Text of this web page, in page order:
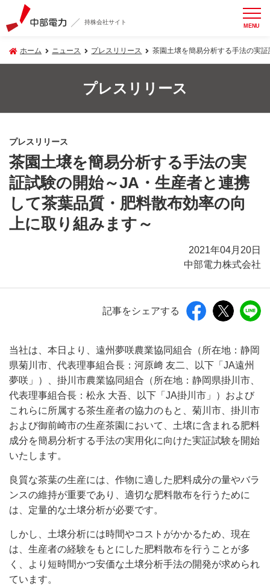
持株会社サイト MENU
ホーム ニュース プレスリリース 茶園土壌を簡易分析する手法の実
プレスリリース
プレスリリース
茶園土壌を簡易分析する手法の実
証試験の開始～JA・生産者と連携
して茶葉品質・肥料散布効率の向
上に取り組みます～
2021年04月20日
中部電力株式会社
記事をシェアする
当社は、本日より、遠州夢咲農業協同組合（所在地：静岡
県菊川市、代表理事組合長：河原﨑 友二、以下「JA遠州
夢咲」）、掛川市農業協同組合（所在地：静岡県掛川市、
代表理事組合長：松永 大吾、以下「JA掛川市」）および
これらに所属する茶生産者の協力のもと、菊川市、掛川市
および御前崎市の生産茶園において、土壌に含まれる肥料
成分を簡易分析する手法の実用化に向けた実証試験を開始
いたします。
良質な茶葉の生産には、作物に適した肥料成分の量やバラ
ンスの維持が重要であり、適切な肥料散布を行うために
は、定量的な土壌分析が必要です。
しかし、土壌分析には時間やコストがかかるため、現在
は、生産者の経験をもとにした肥料散布を行うことが多
く、より短時間かつ安価な土壌分析手法の開発が求められ
ています。